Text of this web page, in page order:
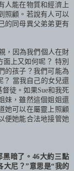
人能在物質和經濟上
照顧。若說有人可以
的同母異父弟弟更有
，因為我們個人在財
上又如何呢？ 特別
的孩子？我們可能為
？ 當我自己的女兒還
督徒。如果Sue和我死
妹，雖然這個姐姐還
她可以在屬靈上照顧
便她能合法地接管她
暗了。 46大約三點
大尼？”意思是“我的